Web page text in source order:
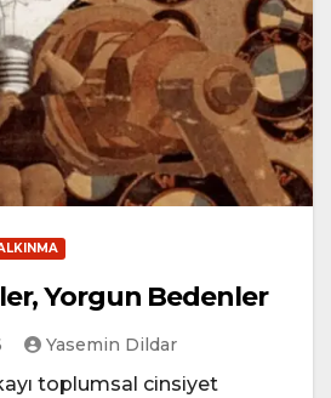
Yorgun Bedenler
Yasemin Dildar
toplumsal cinsiyet